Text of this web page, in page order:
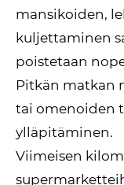
mansikoiden,
kuljettaminen
poistetaan
Pitkän matkan
tai omenoiden
ylläpitäminen.
Viimeisen